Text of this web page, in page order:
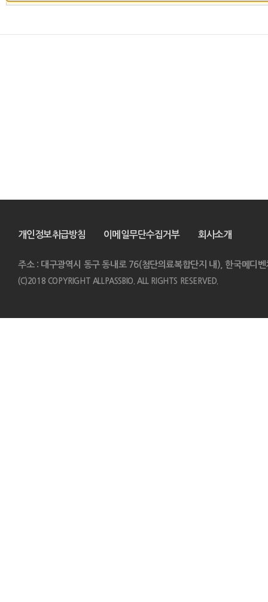
개인정보취급방침 이메일무단수집거부 회사소개
주소 : 대구광역시 동구 동내로 76(첨단의료복합단지 내), 한국메디
(C)2018 COPYRIGHT ALLPASSBIO. ALL RIGHTS RESERVED.